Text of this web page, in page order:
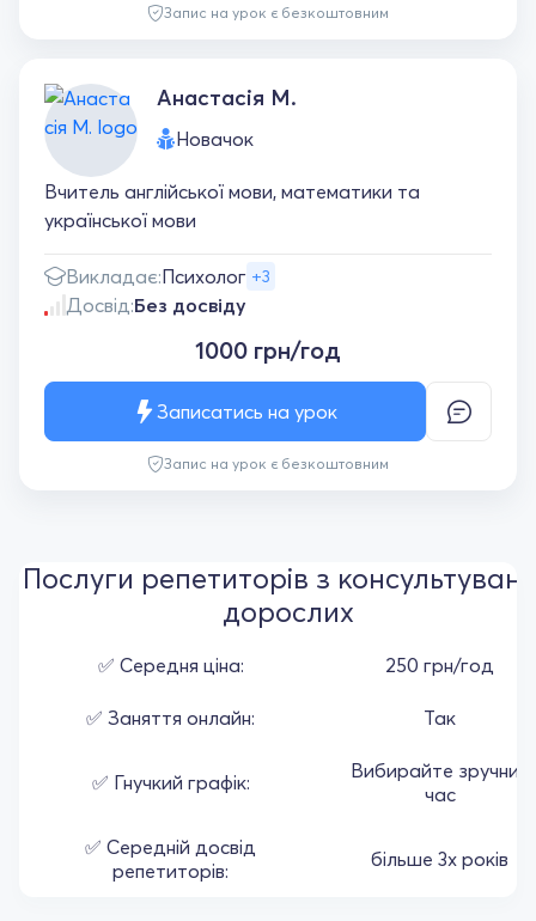
Запис на урок є безкоштовним
Анастасія М.
Новачок
Вчитель англійської мови, математики та
української мови
Викладає:Психолог +3
Досвід:Без досвіду
1000 грн/год
Запис на урок є безкоштовним
Записатись на урок
Послуги репетиторів з
дорослих
✅ Середня ціна: 250 грн/год
✅ Заняття онлайн: Так
✅ Гнучкий графік:
Вибирайте зручний
час
✅ Середній досвід
репетиторів:
більше 3х років